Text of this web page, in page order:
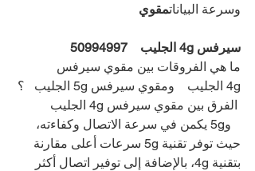
وسرعة البياناتمقوي
سيرفس 4g الجليب
50994997
ما هي الفروقات بين مقوي سيرفس
4g الجليب    ومقوي سيرفس 5g الجليب   ؟
الفرق بين مقوي سيرفس 4g الجليب
و5g يكمن في سرعة الاتصال وكفاءته،
حيث توفر تقنية 5g سرعات أعلى مقارنة
بتقنية 4g، بالإضافة إلى توفير اتصال أكثر